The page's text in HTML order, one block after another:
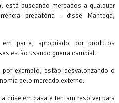
está buscando mercados a qualquer
predatória - disse Mantega,
parte, apropriado por produtos
estão usando guerra cambial.
exemplo, estão desvalorizando o
pelo mercado externo:
crise em casa e tentam resolver para